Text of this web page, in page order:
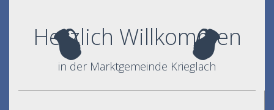
Herzlich Willkommen
in der Marktgemeinde Krieglach